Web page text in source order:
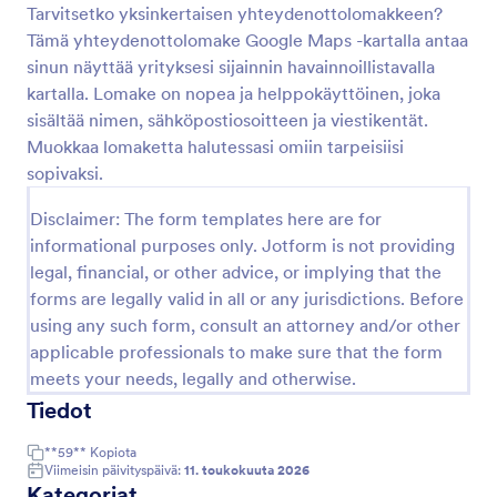
Tarvitsetko yksinkertaisen yhteydenottolomakkeen?
Tämä yhteydenottolomake Google Maps -kartalla antaa
sinun näyttää yrityksesi sijainnin havainnoillistavalla
kartalla. Lomake on nopea ja helppokäyttöinen, joka
sisältää nimen, sähköpostiosoitteen ja viestikentät.
Muokkaa lomaketta halutessasi omiin tarpeisiisi
sopivaksi.
Disclaimer: The form templates here are for
informational purposes only. Jotform is not providing
legal, financial, or other advice, or implying that the
forms are legally valid in all or any jurisdictions. Before
using any such form, consult an attorney and/or other
applicable professionals to make sure that the form
meets your needs, legally and otherwise.
Tiedot
**59** Kopiota
Viimeisin päivityspäivä: 11. toukokuuta 2026
tai käytä sitä erillisenä lomakkeena.
Esikatselu